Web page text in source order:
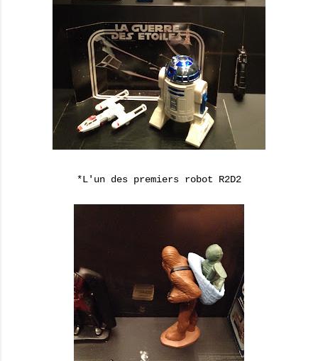
*L'un des premiers robot R2D2